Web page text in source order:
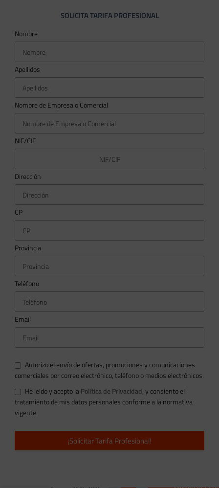
SOLICITA TARIFA PROFESIONAL
Nombre
Apellidos
Nombre de Empresa o Comercial
NIF/CIF
Dirección
CP
Provincia
Teléfono
Email
Autorizo el envío de ofertas, promociones y comunicaciones
comerciales por correo electrónico, teléfono o medios electrónicos.
He leído y acepto laPolítica de Privacidad, y consiento el
tratamiento de mis datos personales conforme a la normativa
vigente.
¡Solicitar Tarifa Profesional!